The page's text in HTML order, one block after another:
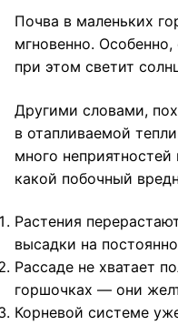
Почва в маленьких
мгновенно.
при этом светит
Другими словами,
в отапливаемой
много
какой побочный
Растения
высадки на
Рассаде не хватает
горшочках — они
Корневой системе